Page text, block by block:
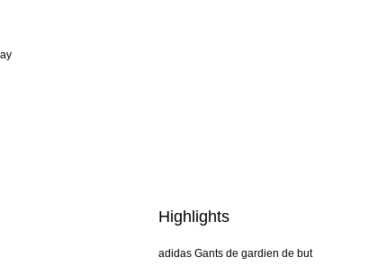
Highlights
adidas Gants de gardien de but